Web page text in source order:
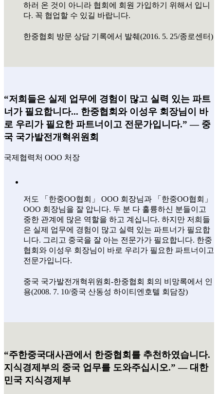
하러 온 것이 아니라 협회에 회원 가입하기 위해서 입니
다. 꼭 협업할 수 있길 바랍니다.
한중협회 방문 상담 기록에서 발췌(2016. 5. 25/종로센터)
“저희들은 실제 업무에 경험이 많고 실력 있는 파트
너가 필요합니다... 한중협회와 이성우 회장님이 바
로 우리가 필요한 파트너이고 전문가입니다.” ― 중
국 국가발전개혁위원회
국제협력처 OOO 처장
저도 「한중OO협회」 OOO 회장님과 「한중OO협회」
OOO 회장님을 잘 압니다. 두 분 다 훌륭하신 분들이고
중한 관계에 많은 역할을 하고 계십니다. 하지만 저희들
은 실제 업무에 경험이 많고 실력 있는 파트너가 필요합
니다. 그리고 중국을 잘 아는 전문가가 필요합니다. 한중
협회와 이성우 회장님이 바로 우리가 필요한 파트너이고
전문가입니다.
중국 국가발전개혁위원회-한중협회 회의 비망록에서 인
용(2008. 7. 10/중국 산동성 하이티엔호텔 회담장)
“주한중국대사관에서 한중협회를 추천하였습니다.
지식경제부의 중국 업무를 도와주십시오.” ― 대한
민국 지식경제부